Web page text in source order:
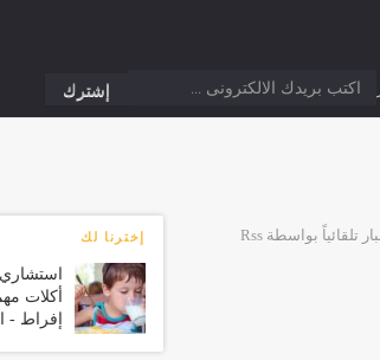
إخترنا لك
استشاري
أكلات
إفراط -